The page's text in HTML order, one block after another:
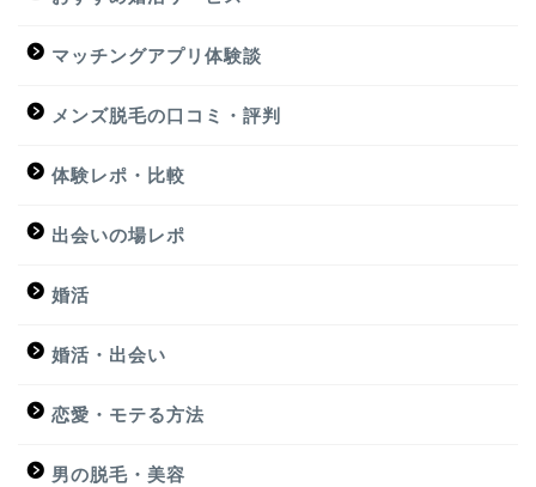
マッチングアプリ体験談
メンズ脱毛の口コミ・評判
体験レポ・比較
出会いの場レポ
婚活
婚活・出会い
恋愛・モテる方法
男の脱毛・美容